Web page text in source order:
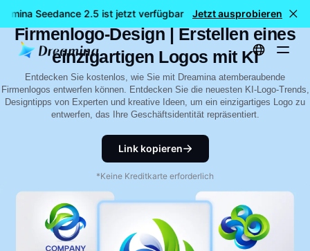
Seedance 2.5 ist jetzt verfügbar 🎉 Neues Modell
Jetzt ausprobieren
Leitfaden für kostenloses AI-
Firmenlogo-Design | Erstellen eines
einzigartigen Logos mit KI
Entdecken Sie kostenlos, wie Sie mit Dreamina atemberaubende
Firmenlogos entwerfen können. Entdecken Sie die neuesten KI-Logo-Trends,
Designtipps von Experten und kreative Ideen, um ein einzigartiges Logo zu
entwerfen, das Ihre Geschäftsidentität repräsentiert.
Link kopieren
*Keine Kreditkarte erforderlich